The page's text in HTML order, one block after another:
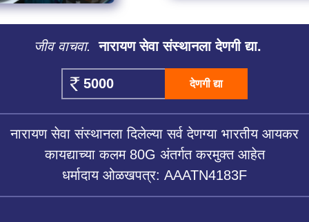
जीव वाचवा. नारायण सेवा संस्थानला देणगी द्या.
देणगी द्या
नारायण सेवा संस्थानला दिलेल्या सर्व देणग्या भारतीय आयकर
कायद्याच्या कलम 80G अंतर्गत करमुक्त आहेत
धर्मादाय ओळखपत्र: AAATN4183F